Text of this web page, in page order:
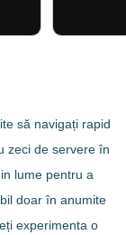
să navigați rapid
zeci de servere în
lume pentru a
doar în anumite
experimenta o